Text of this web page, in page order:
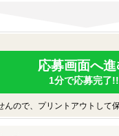
応募画面へ進
1分で応募完了!!
ので、プリントアウトして